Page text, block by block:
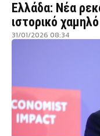
Ελλάδα: Νέα
ιστορικό
31/01/2026 08:34